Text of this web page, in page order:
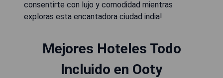
consentirte con lujo y comodidad mientras
exploras esta encantadora ciudad india!
Mejores Hoteles Todo
Incluido en Ooty